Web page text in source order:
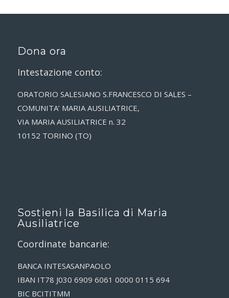
Dona ora
Intestazione conto:
ORATORIO SALESIANO S.FRANCESCO DI SALES –
COMUNITA’ MARIA AUSILIATRICE,
VIA MARIA AUSILIATRICE n. 32
10152 TORINO (TO)
Sostieni la Basilica di Maria
Ausiliatrice
Coordinate bancarie:
BANCA INTESASANPAOLO
IBAN IT78 J030 6909 6061 0000 0115 694
BIC BCITITMM